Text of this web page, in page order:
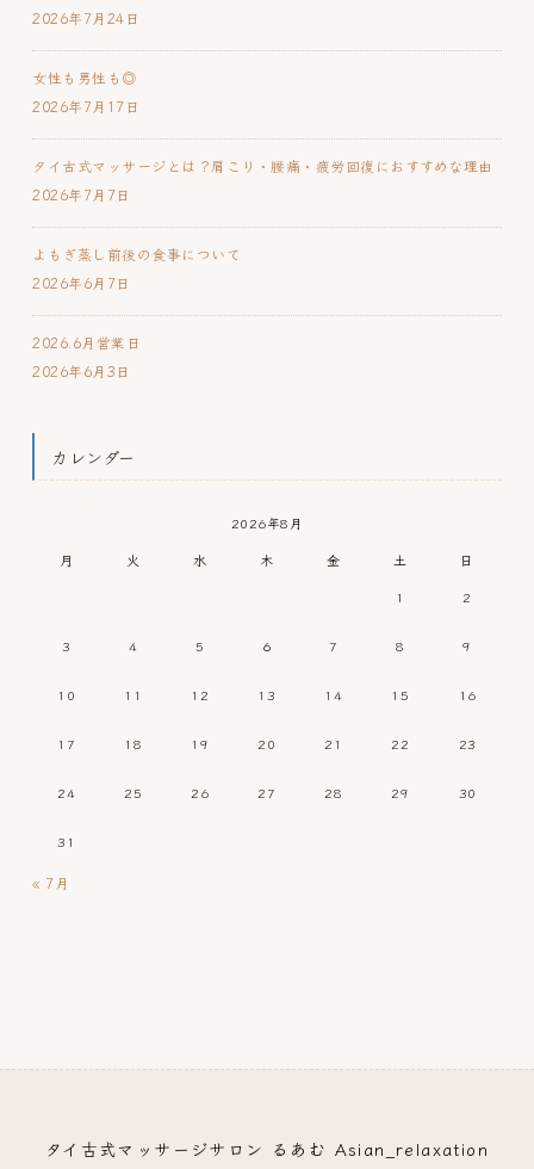
2026年7月24日
女性も男性も◎
2026年7月17日
タイ古式マッサージとは？肩こり・腰痛・疲労回復におすすめな理由
2026年7月7日
よもぎ蒸し前後の食事について
2026年6月7日
2026.6月営業日
2026年6月3日
カレンダー
2026年8月
月
火 水 木 金 土
日
1
2
3 4 5 6 7 8 9
10 11 12 13 14 15 16
17 18 19 20 21 22 23
24 25 26 27 28 29 30
31
« 7月
タイ古式マッサージサロン るあむ Asian_relaxation